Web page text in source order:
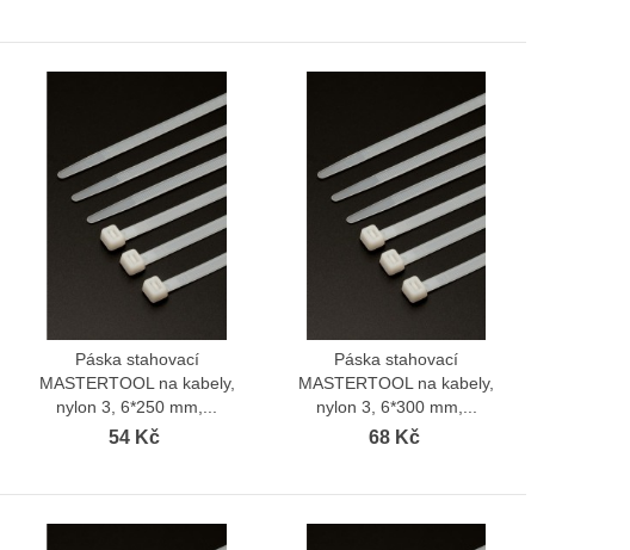
Zobrazit více
Páska stahovací
MASTERTOOL na kabely,
nylon 3, 6*250 mm,...
54 Kč
Zobrazit více
Páska stahovací
MASTERTOOL na kabely,
nylon 3, 6*300 mm,...
68 Kč